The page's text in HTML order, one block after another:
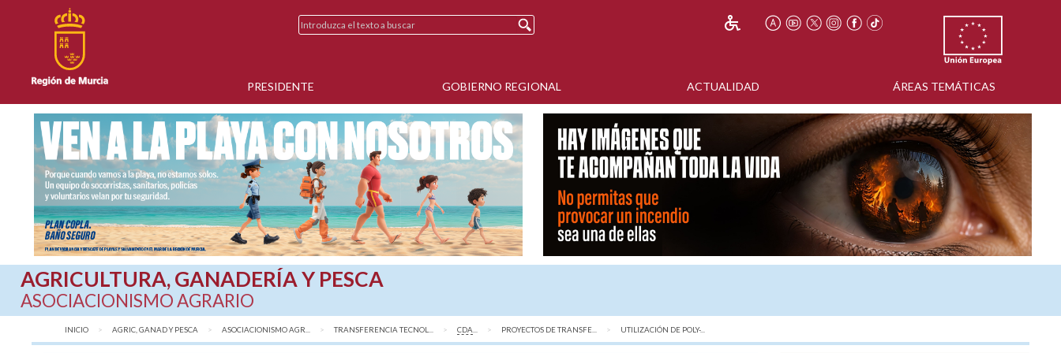
PRESIDENTE GOBIERNO REGIONAL ACTUALIDAD ÁREAS TEMÁTICAS
AGRICULTURA, GANADERÍA Y PESCA
ASOCIACIONISMO AGRARIO
INICIO AGRIC, GANAD Y PESCA ASOCIACIONISMO AGR... TRANSFERENCIA TECNOL... CDA PROYECTOS DE TRANSFE... AQUÍ:
UTILIZACIÓN DE POLY-...